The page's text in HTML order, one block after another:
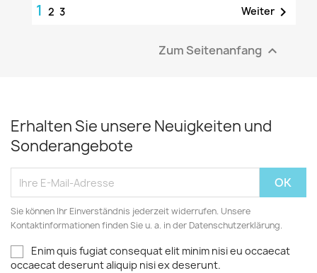
1 2 3 Weiter 
Zum Seitenanfang 
Erhalten Sie unsere Neuigkeiten und
Sonderangebote
Sie können Ihr Einverständnis jederzeit widerrufen. Unsere
Kontaktinformationen finden Sie u. a. in der Datenschutzerklärung.
Enim quis fugiat consequat elit minim nisi eu occaecat
occaecat deserunt aliquip nisi ex deserunt.